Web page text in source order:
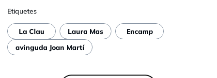
Etiquetes
La Clau Laura Mas
Encamp
avinguda Joan Martí